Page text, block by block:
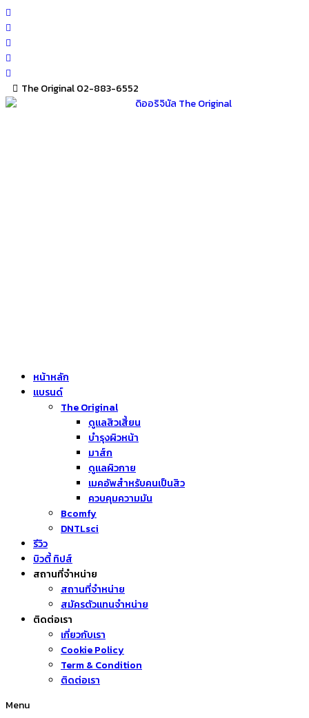
Skip
to
content
The Original 02-883-6552
หน้าหลัก
แบรนด์
The Original
ดูแลสิวเสี้ยน
บำรุงผิวหน้า
มาส์ก
ดูแลผิวกาย
เมคอัพสำหรับคนเป็นสิว
ควบคุมความมัน
Bcomfy
DNTLsci
รีวิว
บิวตี้ ทิปส์
สถานที่จำหน่าย
สถานที่จำหน่าย
สมัครตัวแทนจำหน่าย
ติดต่อเรา
เกี่ยวกับเรา
Cookie Policy
Term & Condition
ติดต่อเรา
Menu